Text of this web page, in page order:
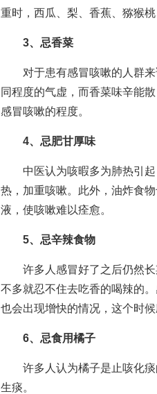
重时，西瓜、梨、香蕉、猕猴
3、忌香菜
对于患有感冒咳嗽的人群来
同程度的气虚，而香菜味辛能
感冒咳嗽的程度。
4、忌肥甘厚味
中医认为咳暇多为肺热引起
热，加重咳嗽。此外，油炸食
液，使咳嗽难以痊愈。
5、忌辛辣食物
许多人感冒好了之后仍然长
不多就忍不住去吃香的喝辣的
也会出现增快的情况，这个时
6、忌食用橘子
许多人认为橘子是止咳化痰
生痰。